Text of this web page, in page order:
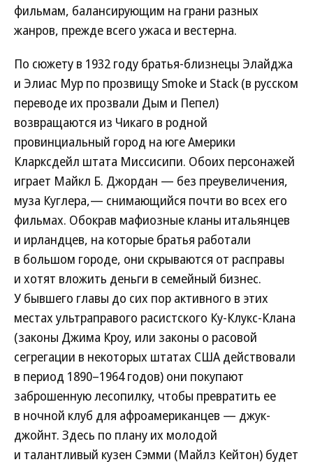
фильмам, балансирующим на грани разных
жанров, прежде всего ужаса и вестерна.
По сюжету в 1932 году братья-близнецы Элайджа
и Элиас Мур по прозвищу Smoke и Stack (в русском
переводе их прозвали Дым и Пепел)
возвращаются из Чикаго в родной
провинциальный город на юге Америки
Кларксдейл штата Миссисипи. Обоих персонажей
играет Майкл Б. Джордан — без преувеличения,
муза Куглера,— снимающийся почти во всех его
фильмах. Обокрав мафиозные кланы итальянцев
и ирландцев, на которые братья работали
в большом городе, они скрываются от расправы
и хотят вложить деньги в семейный бизнес.
У бывшего главы до сих пор активного в этих
местах ультраправого расистского Ку-Клукс-Клана
(законы Джима Кроу, или законы о расовой
сегрегации в некоторых штатах США действовали
в период 1890–1964 годов) они покупают
заброшенную лесопилку, чтобы превратить ее
в ночной клуб для афроамериканцев — джук-
джойнт. Здесь по плану их молодой
и талантливый кузен Сэмми (Майлз Кейтон) будет